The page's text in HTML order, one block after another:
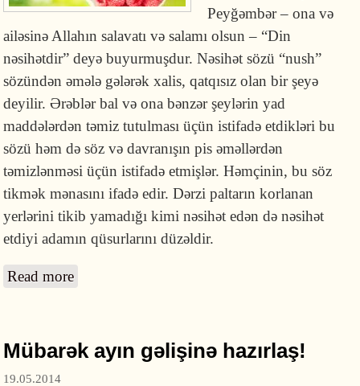
Peyğəmbər – ona və
ailəsinə Allahın salavatı və salamı olsun – “Din
nəsihətdir” deyə buyurmuşdur. Nəsihət sözü “nush”
sözündən əmələ gələrək xalis, qatqısız olan bir şeyə
deyilir. Ərəblər bal və ona bənzər şeylərin yad
maddələrdən təmiz tutulması üçün istifadə etdikləri bu
sözü həm də söz və davranışın pis əməllərdən
təmizlənməsi üçün istifadə etmişlər. Həmçinin, bu söz
tikmək mənasını ifadə edir. Dərzi paltarın korlanan
yerlərini tikib yamadığı kimi nəsihət edən də nəsihət
etdiyi adamın qüsurlarını düzəldir.
Read more
Mübarək ayın gəlişinə hazırlaş!
19.05.2014